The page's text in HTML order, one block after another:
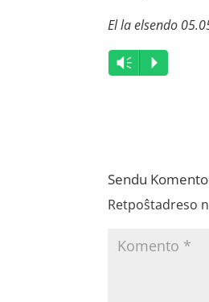
El la elsendo
Audio
Player
Vm P
Sendu
Retpoŝtadreso